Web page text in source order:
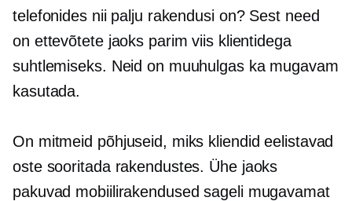
telefonides nii palju rakendusi on? Sest need
on ettevõtete jaoks parim viis klientidega
suhtlemiseks. Neid on muuhulgas ka mugavam
kasutada.
On mitmeid põhjuseid, miks kliendid eelistavad
oste sooritada rakendustes. Ühe jaoks
pakuvad mobiilirakendused sageli mugavamat